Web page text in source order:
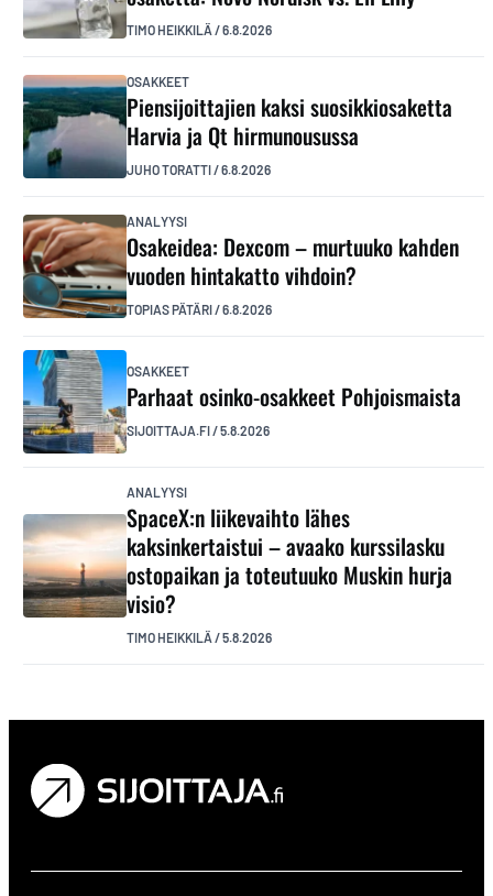
TIMO HEIKKILÄ /6.8.2026
OSAKKEET
Piensijoittajien kaksi suosikkiosaketta
Harvia ja Qt hirmunousussa
JUHO TORATTI/6.8.2026
ANALYYSI
Osakeidea: Dexcom – murtuuko kahden
vuoden hintakatto vihdoin?
TOPIAS PÄTÄRI/6.8.2026
OSAKKEET
Parhaat osinko-osakkeet Pohjoismaista
SIJOITTAJA.FI/5.8.2026
ANALYYSI
SpaceX:n liikevaihto lähes
kaksinkertaistui – avaako kurssilasku
ostopaikan ja toteutuuko Muskin hurja
visio?
TIMO HEIKKILÄ /5.8.2026